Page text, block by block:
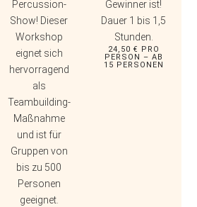
Percussion-
Show! Dieser
Workshop
eignet sich
hervorragend
als
Teambuilding-
Maßnahme
und ist für
Gruppen von
bis zu 500
Personen
geeignet.
Gewinner ist!
Dauer 1 bis 1,5
Stunden.
24,50 € PRO
PERSON – AB
15 PERSONEN